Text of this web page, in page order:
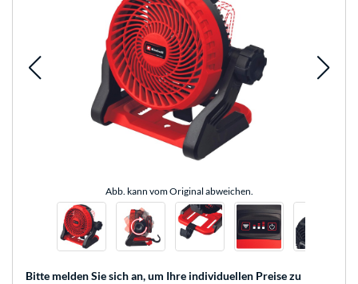
Abb. kann vom Original abweichen.
Bitte melden Sie sich an, um Ihre individuellen Preise zu